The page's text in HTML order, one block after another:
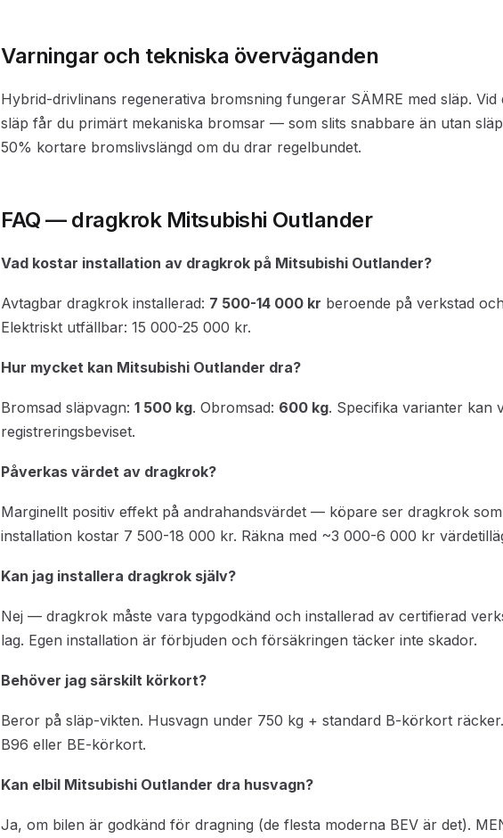
Varningar och tekniska överväganden
Hybrid-drivlinans regenerativa bromsning fungerar SÄMRE med släp.
släp får du primärt mekaniska bromsar — som slits snabbare än utan
50% kortare bromslivslängd om du drar regelbundet.
FAQ — dragkrok Mitsubishi Outlander
Vad kostar installation av dragkrok på Mitsubishi Outlander?
Avtagbar dragkrok installerad: 7 500-14 000 kr beroende på verkstad
Elektriskt utfällbar: 15 000-25 000 kr.
Hur mycket kan Mitsubishi Outlander dra?
Bromsad släpvagn: 1 500 kg. Obromsad: 600 kg. Specifika varianter
registreringsbeviset.
Påverkas värdet av dragkrok?
Marginellt positiv effekt på andrahandsvärdet — köpare ser dragkrok
installation kostar 7 500-18 000 kr. Räkna med ~3 000-6 000 kr
Kan jag installera dragkrok själv?
Nej — dragkrok måste vara typgodkänd och installerad av certifierad
lag. Egen installation är förbjuden och försäkringen täcker inte skador.
Behöver jag särskilt körkort?
Beror på släp-vikten. Husvagn under 750 kg + standard B-körkort
B96 eller BE-körkort.
Kan elbil Mitsubishi Outlander dra husvagn?
Ja, om bilen är godkänd för dragning (de flesta moderna BEV är det).